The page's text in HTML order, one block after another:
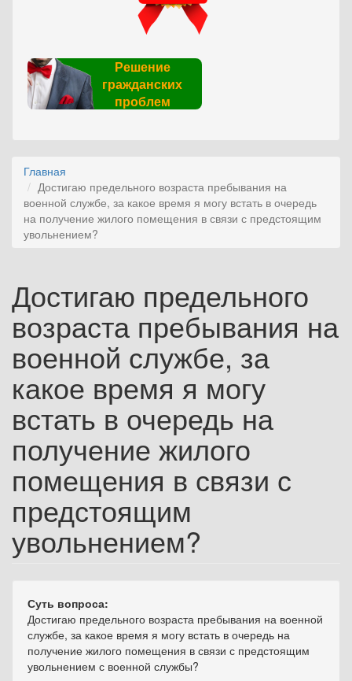
Решение
гражданских
проблем
Главная
Достигаю предельного возраста пребывания на
военной службе, за какое время я могу встать в очередь
на получение жилого помещения в связи с предстоящим
увольнением?
Достигаю предельного
возраста пребывания на
военной службе, за
какое время я могу
встать в очередь на
получение жилого
помещения в связи с
предстоящим
увольнением?
Суть вопроса:
Достигаю предельного возраста пребывания на военной
службе, за какое время я могу встать в очередь на
получение жилого помещения в связи с предстоящим
увольнением с военной службы?